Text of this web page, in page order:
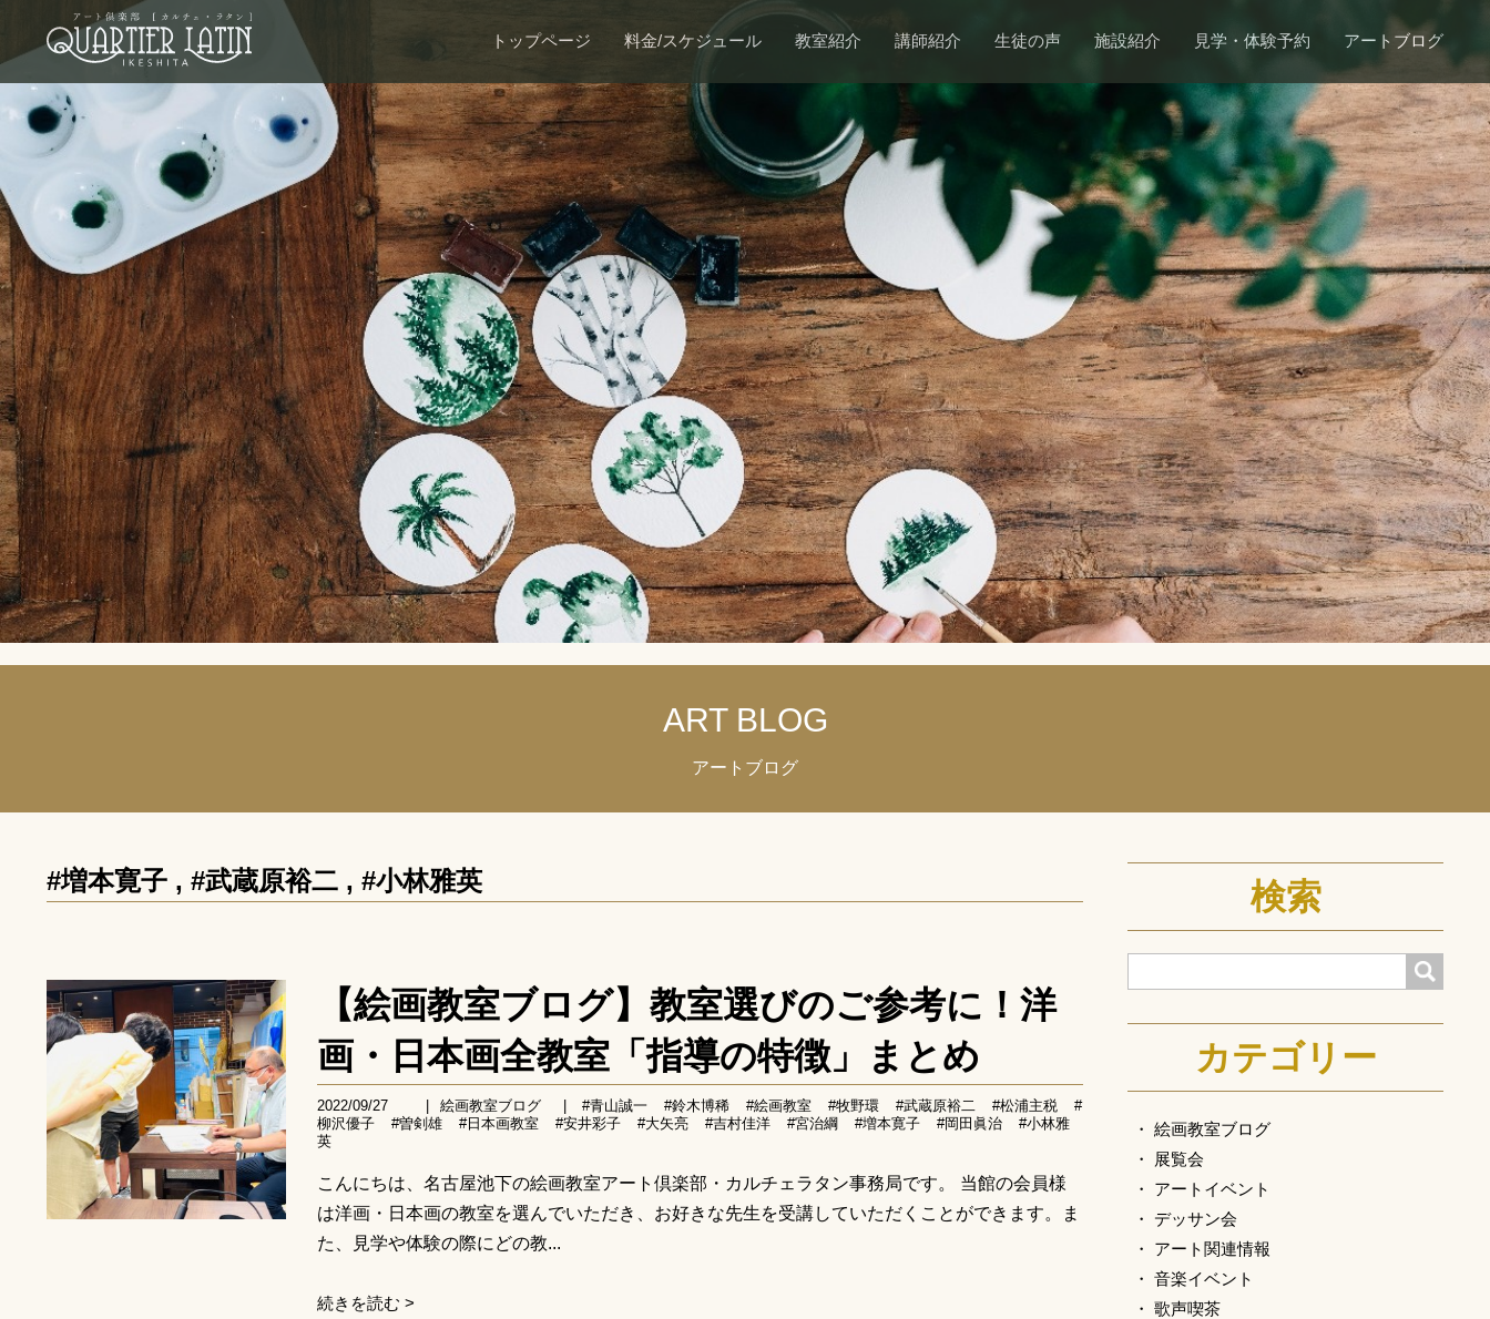
トップページ 料金/スケジュール 教室紹介 講師紹介 生徒の声 施設紹介 見学・体験予約 アートブログ
ART BLOG
アートブログ
#増本寛子 , #武蔵原裕二 , #小林雅英
【絵画教室ブログ】教室選びのご参考に！洋
画・日本画全教室「指導の特徴」まとめ
2022/09/27 絵画教室ブログ #青山誠一 #鈴木博稀 #絵画教室 #牧野環 #武蔵原裕二 #松浦主税
#
柳沢優子
#曽剣雄 #日本画教室 #安井彩子 #大矢亮 #吉村佳洋 #宮治綱 #増本寛子 #岡田眞治
#小林雅
英
こんにちは、名古屋池下の絵画教室アート倶楽部・カルチェラタン事務局です。 当館の会員様
は洋画・日本画の教室を選んでいただき、お好きな先生を受講していただくことができます。ま
た、見学や体験の際にどの教...
続きを読む >
検索
検索
カテゴリー
絵画教室ブログ
展覧会
アートイベント
デッサン会
アート関連情報
音楽イベント
歌声喫茶